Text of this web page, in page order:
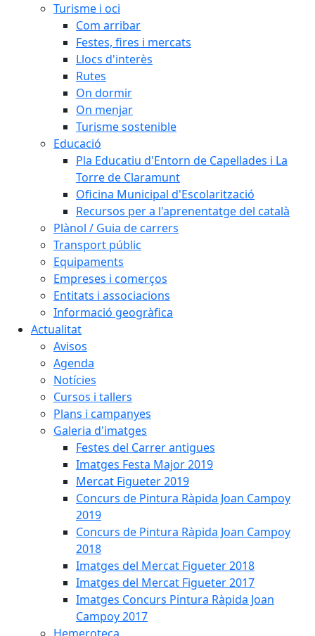
Turisme i oci
Com arribar
Festes, fires i mercats
Llocs d'interès
Rutes
On dormir
On menjar
Turisme sostenible
Educació
Pla Educatiu d'Entorn de Capellades i La
Torre de Claramunt
Oficina Municipal d'Escolarització
Recursos per a l'aprenentatge del català
Plànol / Guia de carrers
Transport públic
Equipaments
Empreses i comerços
Entitats i associacions
Informació geogràfica
Actualitat
Avisos
Agenda
Notícies
Cursos i tallers
Plans i campanyes
Galeria d'imatges
Festes del Carrer antigues
Imatges Festa Major 2019
Mercat Figueter 2019
Concurs de Pintura Ràpida Joan Campoy
2019
Concurs de Pintura Ràpida Joan Campoy
2018
Imatges del Mercat Figueter 2018
Imatges del Mercat Figueter 2017
Imatges Concurs Pintura Ràpida Joan
Campoy 2017